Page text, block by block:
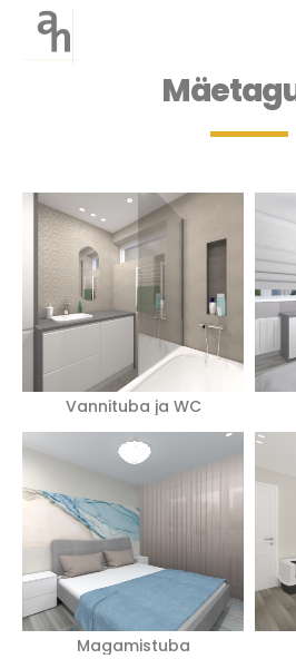
Vannituba ja WC
Magamistuba